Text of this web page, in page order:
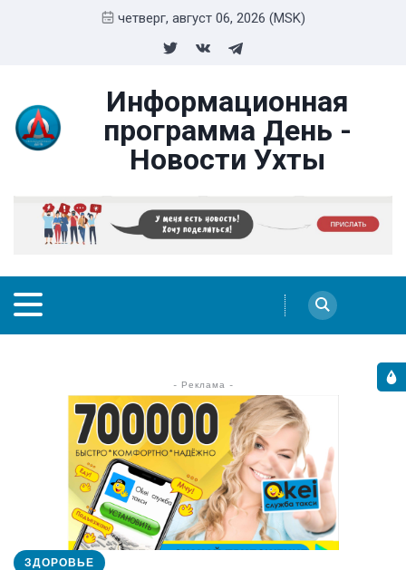
четверг, август 06, 2026 (MSK)
Информационная
программа День -
Новости Ухты
- Реклама -
ЗДОРОВЬЕ